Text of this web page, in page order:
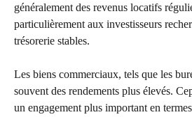
généralement des revenus locatifs
particulièrement aux investisseurs
trésorerie stables.
Les biens commerciaux, tels que les
souvent des rendements plus élevés.
un engagement plus important en